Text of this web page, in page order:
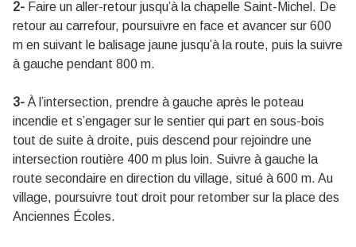
2- Faire un aller-retour jusqu’à la chapelle Saint-Michel. De
retour au carrefour, poursuivre en face et avancer sur 600
m en suivant le balisage jaune jusqu’à la route, puis la suivre
à gauche pendant 800 m.
3- À l’intersection, prendre à gauche après le poteau
incendie et s’engager sur le sentier qui part en sous-bois
tout de suite à droite, puis descend pour rejoindre une
intersection routière 400 m plus loin. Suivre à gauche la
route secondaire en direction du village, situé à 600 m. Au
village, poursuivre tout droit pour retomber sur la place des
Anciennes Écoles.